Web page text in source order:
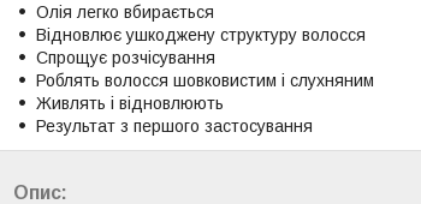
Олія легко вбирається
Відновлює ушкоджену структуру волосся
Спрощує розчісування
Роблять волосся шовковистим і слухняним
Живлять і відновлюють
Результат з першого застосування
Опис: